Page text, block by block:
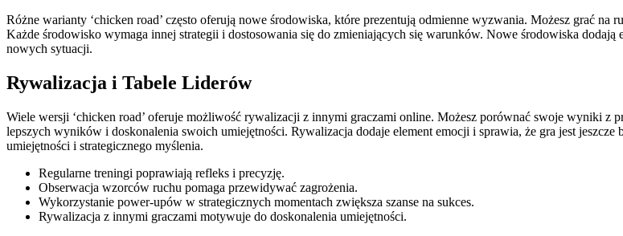
Różne warianty ‘chicken road’ często oferują nowe środowiska, które prezentują odmienne wyzwania. Możesz grać na
Każde środowisko wymaga innej strategii i dostosowania się do zmieniających się warunków. Nowe środowiska
nowych sytuacji.
Rywalizacja i Tabele Liderów
Wiele wersji ‘chicken road’ oferuje możliwość rywalizacji z innymi graczami online. Możesz porównać swoje wyniki z
lepszych wyników i doskonalenia swoich umiejętności. Rywalizacja dodaje element emocji i sprawia, że gra jest
umiejętności i strategicznego myślenia.
Regularne treningi poprawiają refleks i precyzję.
Obserwacja wzorców ruchu pomaga przewidywać zagrożenia.
Wykorzystanie power-upów w strategicznych momentach zwiększa szanse na sukces.
Rywalizacja z innymi graczami motywuje do doskonalenia umiejętności.